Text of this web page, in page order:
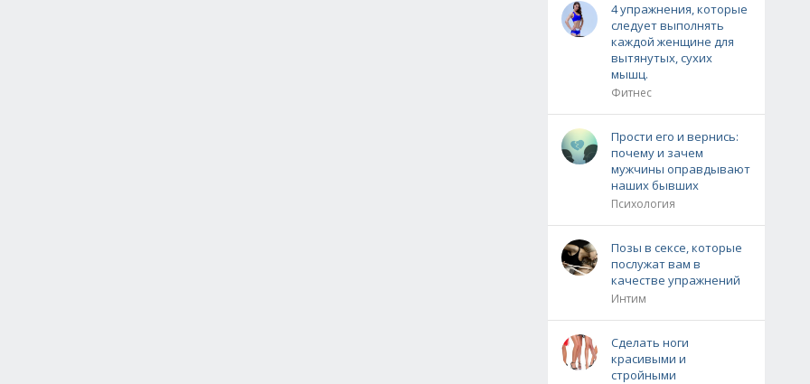
4 упражнения, которые
следует выполнять
каждой женщине для
вытянутых, сухих
мышц.
Фитнес
Прости его и вернись:
почему и зачем
мужчины оправдывают
наших бывших
Психология
Позы в сексе, которые
послужат вам в
качестве упражнений
Интим
Сделать ноги
красивыми и
стройными